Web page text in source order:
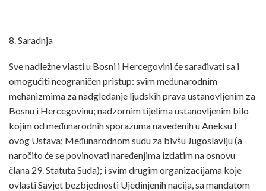
8. Saradnja
Sve nadležne vlasti u Bosni i Hercegovini će sarađivati sa i
omogućiti neograničen pristup: svim međunarodnim
mehanizmima za nadgledanje ljudskih prava ustanovljenim za
Bosnu i Hercegovinu; nadzornim tijelima ustanovljenim bilo
kojim od međunarodnih sporazuma navedenih u Aneksu I
ovog Ustava; Međunarodnom sudu za bivšu Jugoslaviju (a
naročito će se povinovati naređenjima izdatim na osnovu
člana 29. Statuta Suda); i svim drugim organizacijama koje
ovlasti Savjet bezbjednosti Ujedinjenih nacija, sa mandatom